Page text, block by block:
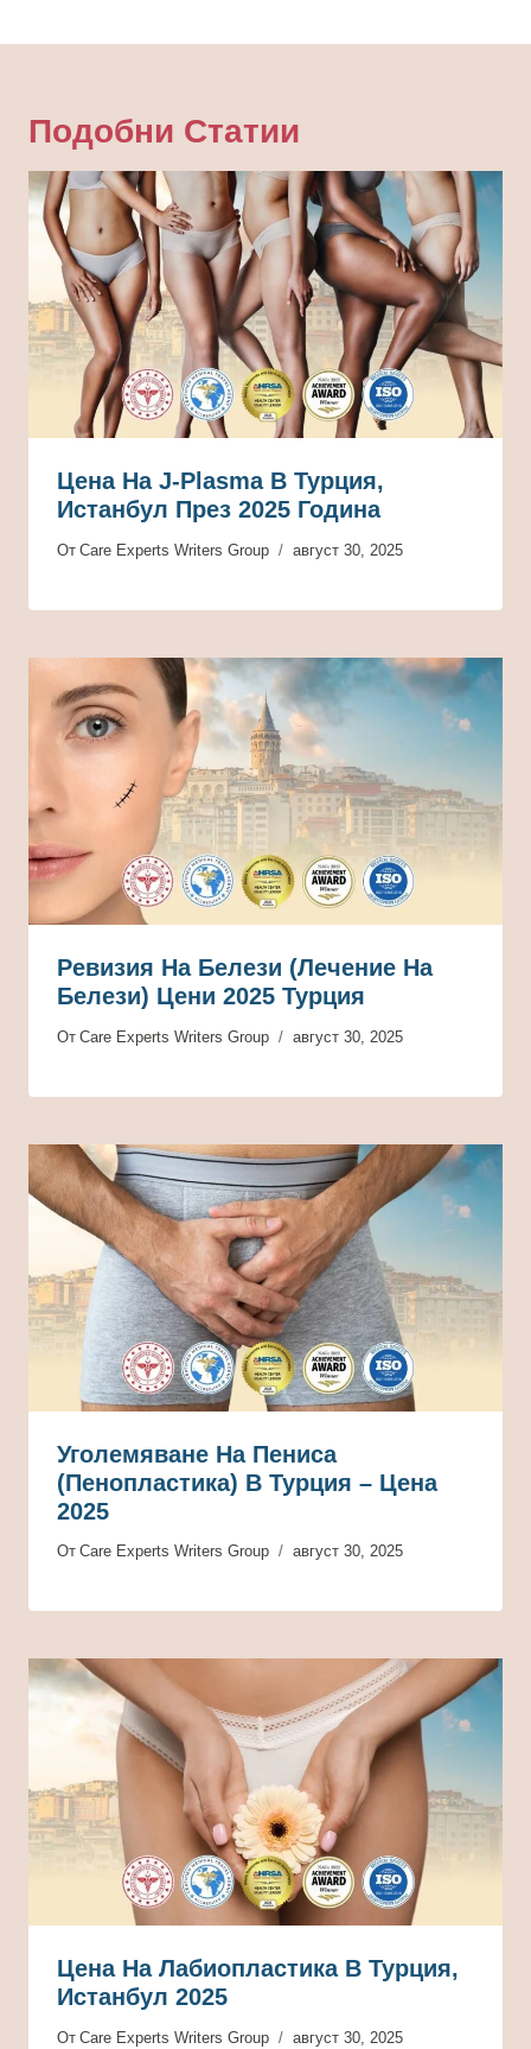
Подобни Статии
Цена На J-Plasma В Турция,
Истанбул През 2025 Година
От Care Experts Writers Group август 30, 2025
Ревизия На Белези (лечение На
Белези) Цени 2025 Турция
От Care Experts Writers Group август 30, 2025
Уголемяване На Пениса
(пенопластика) В Турция – Цена
2025
От Care Experts Writers Group август 30, 2025
Цена На Лабиопластика В Турция,
Истанбул 2025
От Care Experts Writers Group август 30, 2025